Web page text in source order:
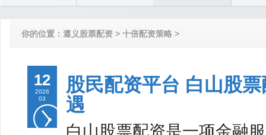
你的位置： 遵义股票配资 > 十倍配资策略 >
12
2026
03
股民配资平台 白山股
遇
白山股票配资是一项金融